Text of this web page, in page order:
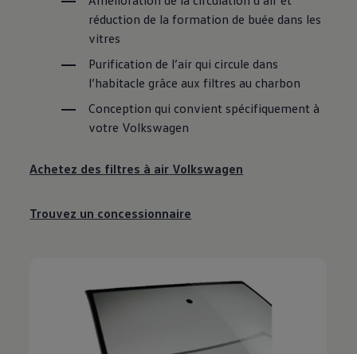
réduction de la formation de buée dans les
vitres
Purification de l’air qui circule dans
l’habitacle grâce aux filtres au charbon
Conception qui convient spécifiquement à
votre Volkswagen
Achetez des filtres à air Volkswagen
Trouvez un concessionnaire